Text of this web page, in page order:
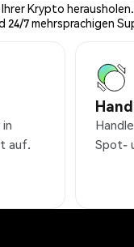
Ihrer Krypto
24/7 mehrsprachigen
auf.
Spot-